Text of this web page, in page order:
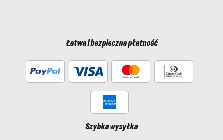
Łatwa i bezpieczna płatność
Szybka wysyłka